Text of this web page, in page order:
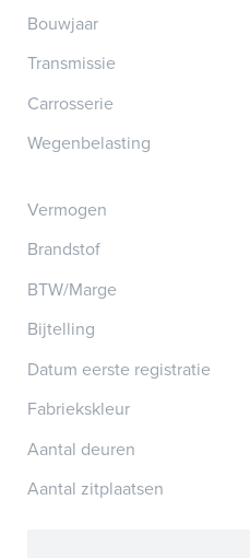
Bouwjaar
Transmissie
Carrosserie
Wegenbelasting
Vermogen
Brandstof
BTW/Marge
Bijtelling
Datum eerste registratie
Fabriekskleur
Aantal deuren
Aantal zitplaatsen